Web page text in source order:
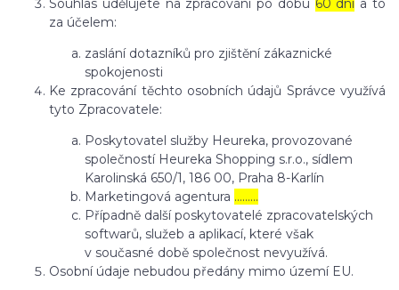
Souhlas udělujete na zpracování po dobu 60 dnía to
za účelem:
zaslání dotazníků pro zjištění zákaznické
spokojenosti
Ke zpracování těchto osobních údajů Správce využívá
tyto Zpracovatele:
Poskytovatel služby Heureka, provozované
společností Heureka Shopping s.r.o., sídlem
Karolinská 650/1, 186 00, Praha 8-Karlín
Marketingová agentura ………
Případně další poskytovatelé zpracovatelských
softwarů, služeb a aplikací, které však
v současné době společnost nevyužívá.
Osobní údaje nebudou předány mimo území EU.